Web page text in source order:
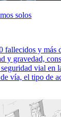
solos
fallecidos y más
y gravedad,
vial en
vía, el tipo de